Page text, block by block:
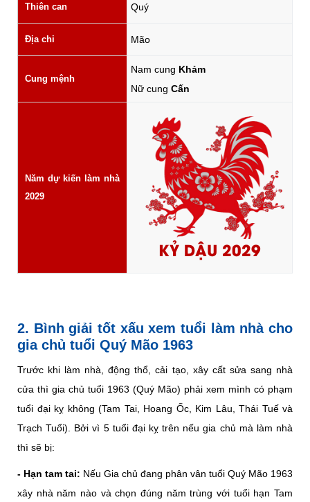
Thiên can Quý
Địa chi Mão
Cung mệnh
Nam cung Khảm
Nữ cung Cấn
Năm dự kiến làm nhà
2029
KỶ DẬU 2029
2. Bình giải tốt xấu xem tuổi làm nhà cho
gia chủ tuổi Quý Mão 1963
Trước khi làm nhà, động thổ, cải tạo, xây cất sửa sang nhà
cửa thì gia chủ tuổi 1963 (Quý Mão) phải xem mình có phạm
tuổi đại kỵ không (Tam Tai, Hoang Ốc, Kim Lâu, Thái Tuế và
Trạch Tuổi). Bởi vì 5 tuổi đại kỵ trên nếu gia chủ mà làm nhà
thì sẽ bị:
- Hạn tam tai: Nếu Gia chủ đang phân vân tuổi Quý Mão 1963
xây nhà năm nào và chọn đúng năm trùng với tuổi hạn Tam